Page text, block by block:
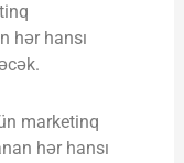
hər hansı
marketinq
hər hansı